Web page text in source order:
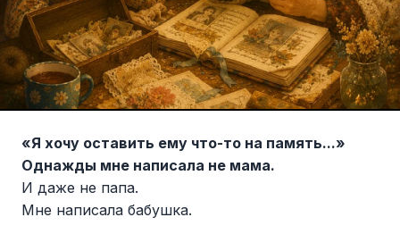
«Я хочу оставить ему что-то на память...»
Однажды мне написала не мама.
И даже не папа.
Мне написала бабушка.